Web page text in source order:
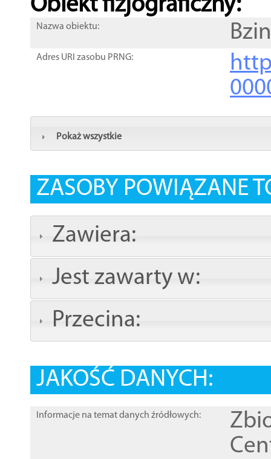
Obiekt fizjograficzny:
Nazwa obiektu:
Adres URI zasobu PRNG:
Pokaż wszystkie
ZASOBY POWIĄZANE
Zawiera:
Jest zawarty w:
Przecina:
JAKOŚĆ DANYCH:
Informacje na temat danych źródłowych: